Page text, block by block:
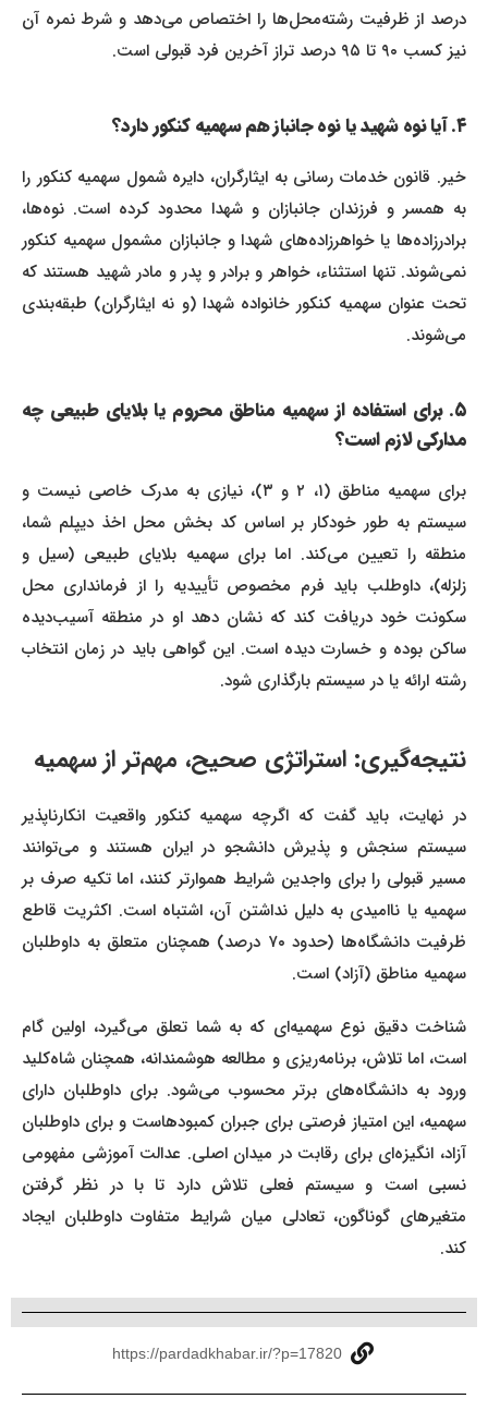
درصد از ظرفیت رشته‌محل‌ها را اختصاص می‌دهد و شرط نمره آن
نیز کسب ۹۰ تا ۹۵ درصد تراز آخرین فرد قبولی است.
خیر. قانون خدمات رسانی به ایثارگران، دایره شمول سهمیه کنکور را
به همسر و فرزندان جانبازان و شهدا محدود کرده است. نوه‌ها،
برادرزاده‌ها یا خواهرزاده‌های شهدا و جانبازان مشمول سهمیه کنکور
نمی‌شوند. تنها استثناء، خواهر و برادر و پدر و مادر شهید هستند که
تحت عنوان سهمیه کنکور خانواده شهدا (و نه ایثارگران) طبقه‌بندی
می‌شوند.
۵. برای استفاده از سهمیه مناطق محروم یا بلایای طبیعی چه
مدارکی لازم است؟
برای سهمیه مناطق (۱، ۲ و ۳)، نیازی به مدرک خاصی نیست و
سیستم به طور خودکار بر اساس کد بخش محل اخذ دیپلم شما،
منطقه را تعیین می‌کند. اما برای سهمیه بلایای طبیعی (سیل و
زلزله)، داوطلب باید فرم مخصوص تأییدیه را از فرمانداری محل
سکونت خود دریافت کند که نشان دهد او در منطقه آسیب‌دیده
ساکن بوده و خسارت دیده است. این گواهی باید در زمان انتخاب
رشته ارائه یا در سیستم بارگذاری شود.
نتیجه‌گیری: استراتژی صحیح، مهم‌تر از سهمیه
در نهایت، باید گفت که اگرچه سهمیه‌ کنکور واقعیت انکارناپذیر
سیستم سنجش و پذیرش دانشجو در ایران هستند و می‌توانند
مسیر قبولی را برای واجدین شرایط هموارتر کنند، اما تکیه صرف بر
سهمیه یا ناامیدی به دلیل نداشتن آن، اشتباه است. اکثریت قاطع
ظرفیت دانشگاه‌ها (حدود ۷۰ درصد) همچنان متعلق به داوطلبان
سهمیه مناطق (آزاد) است.
شناخت دقیق نوع سهمیه‌ای که به شما تعلق می‌گیرد، اولین گام
است، اما تلاش، برنامه‌ریزی و مطالعه هوشمندانه، همچنان شاه‌کلید
ورود به دانشگاه‌های برتر محسوب می‌شود. برای داوطلبان دارای
سهمیه، این امتیاز فرصتی برای جبران کمبودهاست و برای داوطلبان
آزاد، انگیزه‌ای برای رقابت در میدان اصلی. عدالت آموزشی مفهومی
نسبی است و سیستم فعلی تلاش دارد تا با در نظر گرفتن
متغیرهای گوناگون، تعادلی میان شرایط متفاوت داوطلبان ایجاد
کند.
https://pardadkhabar.ir/?p=17820